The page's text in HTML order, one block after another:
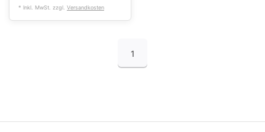
* Inkl. MwSt. zzgl. Versandkosten
1